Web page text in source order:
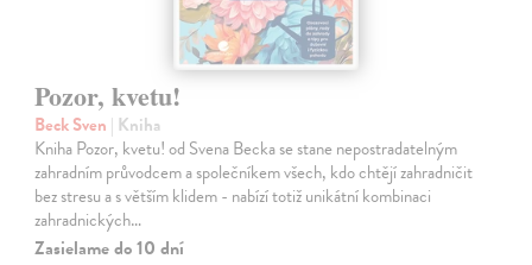
Pozor, kvetu!
Beck Sven | Kniha
Kniha Pozor, kvetu! od Svena Becka se stane nepostradatelným
zahradním průvodcem a společníkem všech, kdo chtějí zahradničit
bez stresu a s větším klidem - nabízí totiž unikátní kombinaci
zahradnických…
Zasielame do 10 dní